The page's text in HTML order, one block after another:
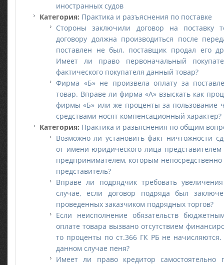
иностранных судов
Категория: Практика и разъяснения по поставке
Стороны заключили договор на поставку
договору должна производиться после
поставлен не был, поставщик продал его
Имеет ли право первоначальный
фактического покупателя данный товар?
Фирма «Б» не произвела оплату за
товар. Вправе ли фирма «А» взыскать как
фирмы «Б» или же проценты за пользование
средствами носят компенсационный характер?
Категория: Практика и разьяснения по общим
Возможно ли установить факт ничтожности
от имени юридического лица
предпринимателем, которым
представитель?
Вправе ли подрядчик требовать
случае, если договор подряда был
проведенных заказчиком подрядных торгов?
Если неисполнение обязательств
оплате товара вызвано отсутствием
то проценты по ст.366 ГК РБ не начисляются.
данном случае пеня?
Имеет ли право кредитор самостоятельно